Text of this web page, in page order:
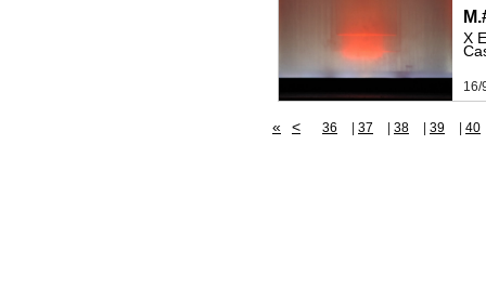
X
16/
« < 36 37 38 39 40